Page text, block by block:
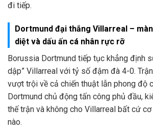
đi tiếp.
Dortmund đại thắng Villarreal –
diệt và dấu ấn cá nhân rực rỡ
Borussia Dortmund tiếp tục khẳng định
dập” Villarreal với tỷ số đậm đà 4-0.
vượt trội về cả chiến thuật lẫn phong độ
Dortmund chủ động tấn công phủ đầu,
thế trận và không cho Villarreal bất cứ
nào.